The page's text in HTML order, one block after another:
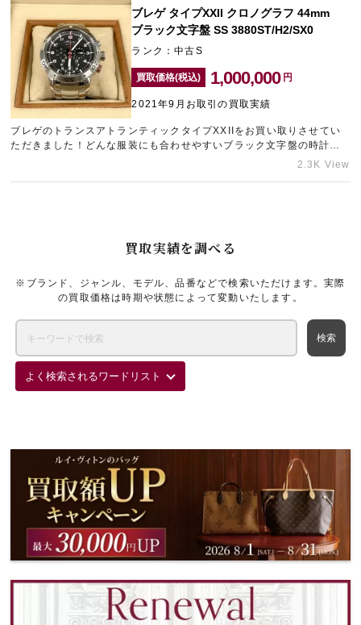
買取実績を調べる
※ブランド、ジャンル、モデル、品番などで検索いただけます。実際
の買取価格は時期や状態によって変動いたします。
よく検索されるワードリスト
けれど新しい物に買い替えたい」などのお品物はございませんか？ブ
レゲは最近買取を強化しているブランドのひとつでもありますので、
お持ちの方はこの機会に売却をご検討いただけますと幸いです。どこ
よりも高い金額をご提示させていただきます！査定は店頭だけでな
く、お電話やLINEでも承っておりますのでお気軽にお問い合わせくだ
さい。皆様のご利用をお待ちしております。
ブレゲ タイプXXII クロノグラフ 44mm
ブラック文字盤 SS 3880ST/H2/SX0
ランク：中古S
買取価格(税込) 1,000,000 円
2021年9月お取引の買取実績
ブレゲのトランスアトランティックタイプXXIIをお買い取りさせてい
ただきました！どんな服装にも合わせやすいブラック文字盤の時計
は、1本は持っておきたいと多くの男性から人気があります。今回は新
アにお送りいただけますと、どこよりも高い金額でお買い取りいたし
2.3K View